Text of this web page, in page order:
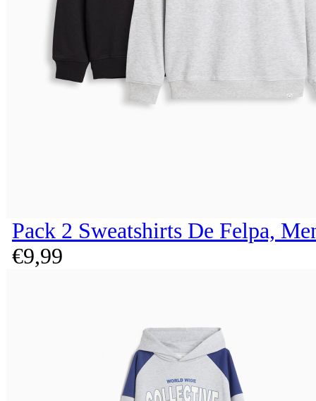
Pack 2 Sweatshirts De Felpa,
€9,99